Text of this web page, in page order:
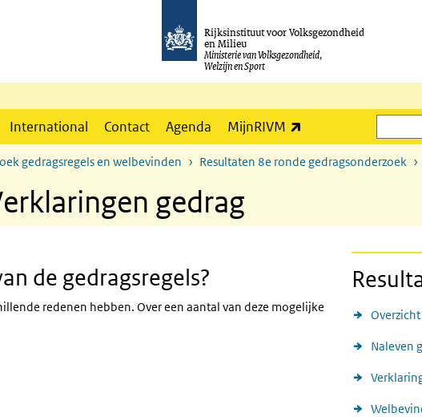
Rijksinstituut voor Volksgezondheid
en Milieu
Ministerie van Volksgezondheid,
Welzijn en Sport
International Contact Agenda MijnRIVM
Zoeken
gedragsregels en welbevinden Resultaten 8e ronde gedragsonderzoek
gedrag
de gedragsregels?
redenen hebben. Over een aantal van deze mogelijke
Overzicht
Naleven